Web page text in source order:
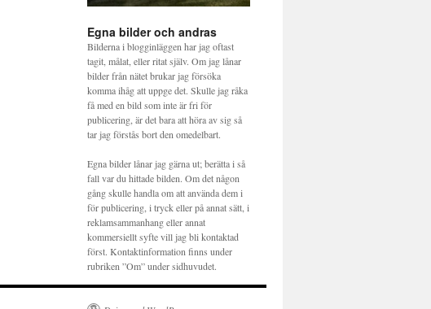
Egna bilder och andras
Bilderna i blogginläggen har jag oftast
tagit, målat, eller ritat själv. Om jag lånar
bilder från nätet brukar jag försöka
komma ihåg att uppge det. Skulle jag råka
få med en bild som inte är fri för
publicering, är det bara att höra av sig så
tar jag förstås bort den omedelbart.
Egna bilder lånar jag gärna ut; berätta i så
fall var du hittade bilden. Om det någon
gång skulle handla om att använda dem i
för publicering, i tryck eller på annat sätt, i
reklamsammanhang eller annat
kommersiellt syfte vill jag bli kontaktad
först. Kontaktinformation finns under
rubriken ”Om” under sidhuvudet.